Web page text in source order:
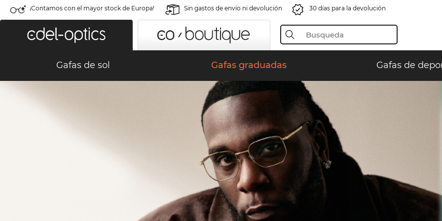
¡Contamos con el mayor stock de Europa! Sin gastos de envío ni devolución 30 días para la devolución
Gafas de sol Gafas graduadas Gafas de